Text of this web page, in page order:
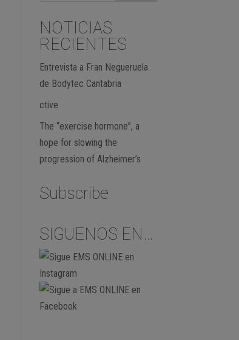
NOTICIAS
RECIENTES
Entrevista a Fran Negueruela
de Bodytec Cantabria
ctive
The “exercise hormone”, a
hope for slowing the
progression of Alzheimer’s
Subscribe
SIGUENOS EN…